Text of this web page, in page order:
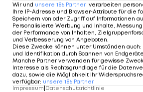
Fouls. Es war nicht das schönste
Nach dem 1:0 habe man die
heruntergespielt.
Highlights: Nach frühem Rückstand:
Austria Salzburg schießt die Vienna
Fußball - ADMIRAL 2. Liga
Wir und unsere 186 Partner verarbeiten
Ihre IP-Adresse und Browser-Attribute für die
Speichern von oder Zugriff auf Informationen
Personalisierte Werbung und Inhalte,
der Performance von Inhalten,
und Verbesserung von Angeboten
Diese Zwecke können unter Umständen auch:
und Identifikation durch Scannen von
Manche Partner verwenden für gewisse
Interesse als Rechtsgrundlage für die
dazu, sowie die Möglichkeit Ihr
verfügbar: unsere 186 Partner
Impressum|Datenschutzrichtlinie